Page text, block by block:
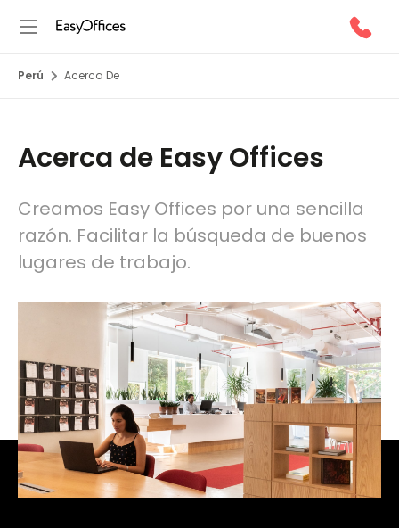
Perú Acerca De
Acerca de Easy Offices
Creamos Easy Offices por una sencilla
razón. Facilitar la búsqueda de buenos
lugares de trabajo.